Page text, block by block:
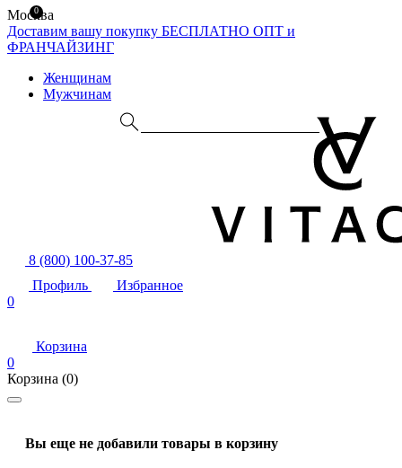
Москва
Доставим вашу покупку БЕСПЛАТНО ОПТ и
ФРАНЧАЙЗИНГ
Женщинам
Мужчинам
8 (800) 100-37-85
Профиль
Избранное
0
Корзина
0
Корзина (0)
Вы еще не добавили товары в корзину
0